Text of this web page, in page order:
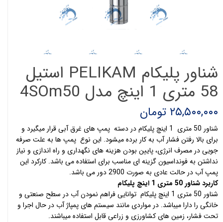
شناور پلیکام PELIKAM استیل
58 متری 1 اینچ مدل 4SOm50
۲۵,۵۰۰,۰۰۰ تومان
شناور 50 متری 1 اینچ پلیکام در دسته پمپ های غرق آبی قرار میگیرد و
برای بالا رفتن فشار آب به کار برده میشود. این نوع پمپ ها به علت صرفه
جویی در مصرف انرژی، پایین بودن هزینه های نگهداری و راه اندازی و نیاز
نداشتن به فونداسیون گزینه ای مناسب برای استفاده می باشد. کارکرد این
پمپ آب در حالت عادی به صورت 2900 دور می باشد.
کاربرد شناور 50 متری 1 اینچ پلیکام
شناور 50 متری 1 اینچ پلیکام توانایی فراهم نمودن آب در سطح صنعتی و
خانگی را دارا میباشد. در مواردی مانند سیستم های پمپاژ آب در حال اجرا و
تحت فشار، زمین های کشاورزی و زراعی قابل استفاده میباشند.